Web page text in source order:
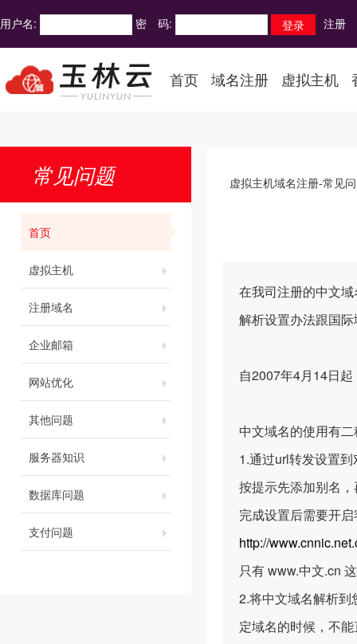
用户名: 密 码: 注册
首页 域名注册 虚拟主机
常见问题
首页
虚拟主机
注册域名
企业邮箱
网站优化
其他问题
服务器知识
数据库问题
支付问题
虚拟主机域名注册-常见
在我司注册的中文
解析设置办法跟国
自2007年4月14日
中文域名的使用有
1.通过url转发设置
按提示先添加别名
完成设置后需要开
http://
只有 www.中文.cn
2.将中文域名解析
定域名的时候，不